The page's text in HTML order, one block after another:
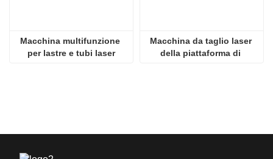
Macchina multifunzione
per lastre e tubi laser
Macchina da taglio laser
della piattaforma di